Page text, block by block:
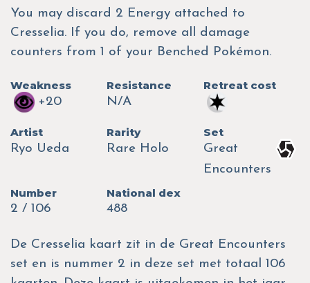
You may discard 2 Energy attached to
Cresselia. If you do, remove all damage
counters from 1 of your Benched Pokémon.
Weakness
+20
Resistance
N/A
Retreat cost
Artist
Ryo Ueda
Rarity
Rare Holo
Set
Great
Encounters
Number
2 / 106
National dex
488
De Cresselia kaart zit in de Great Encounters
set en is nummer 2 in deze set met totaal 106